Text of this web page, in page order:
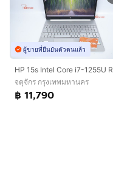
ผู้ขายที่ยืนยันตัวตนแล้ว
จตุจักร กรุงเทพมหานคร
฿ 11,790